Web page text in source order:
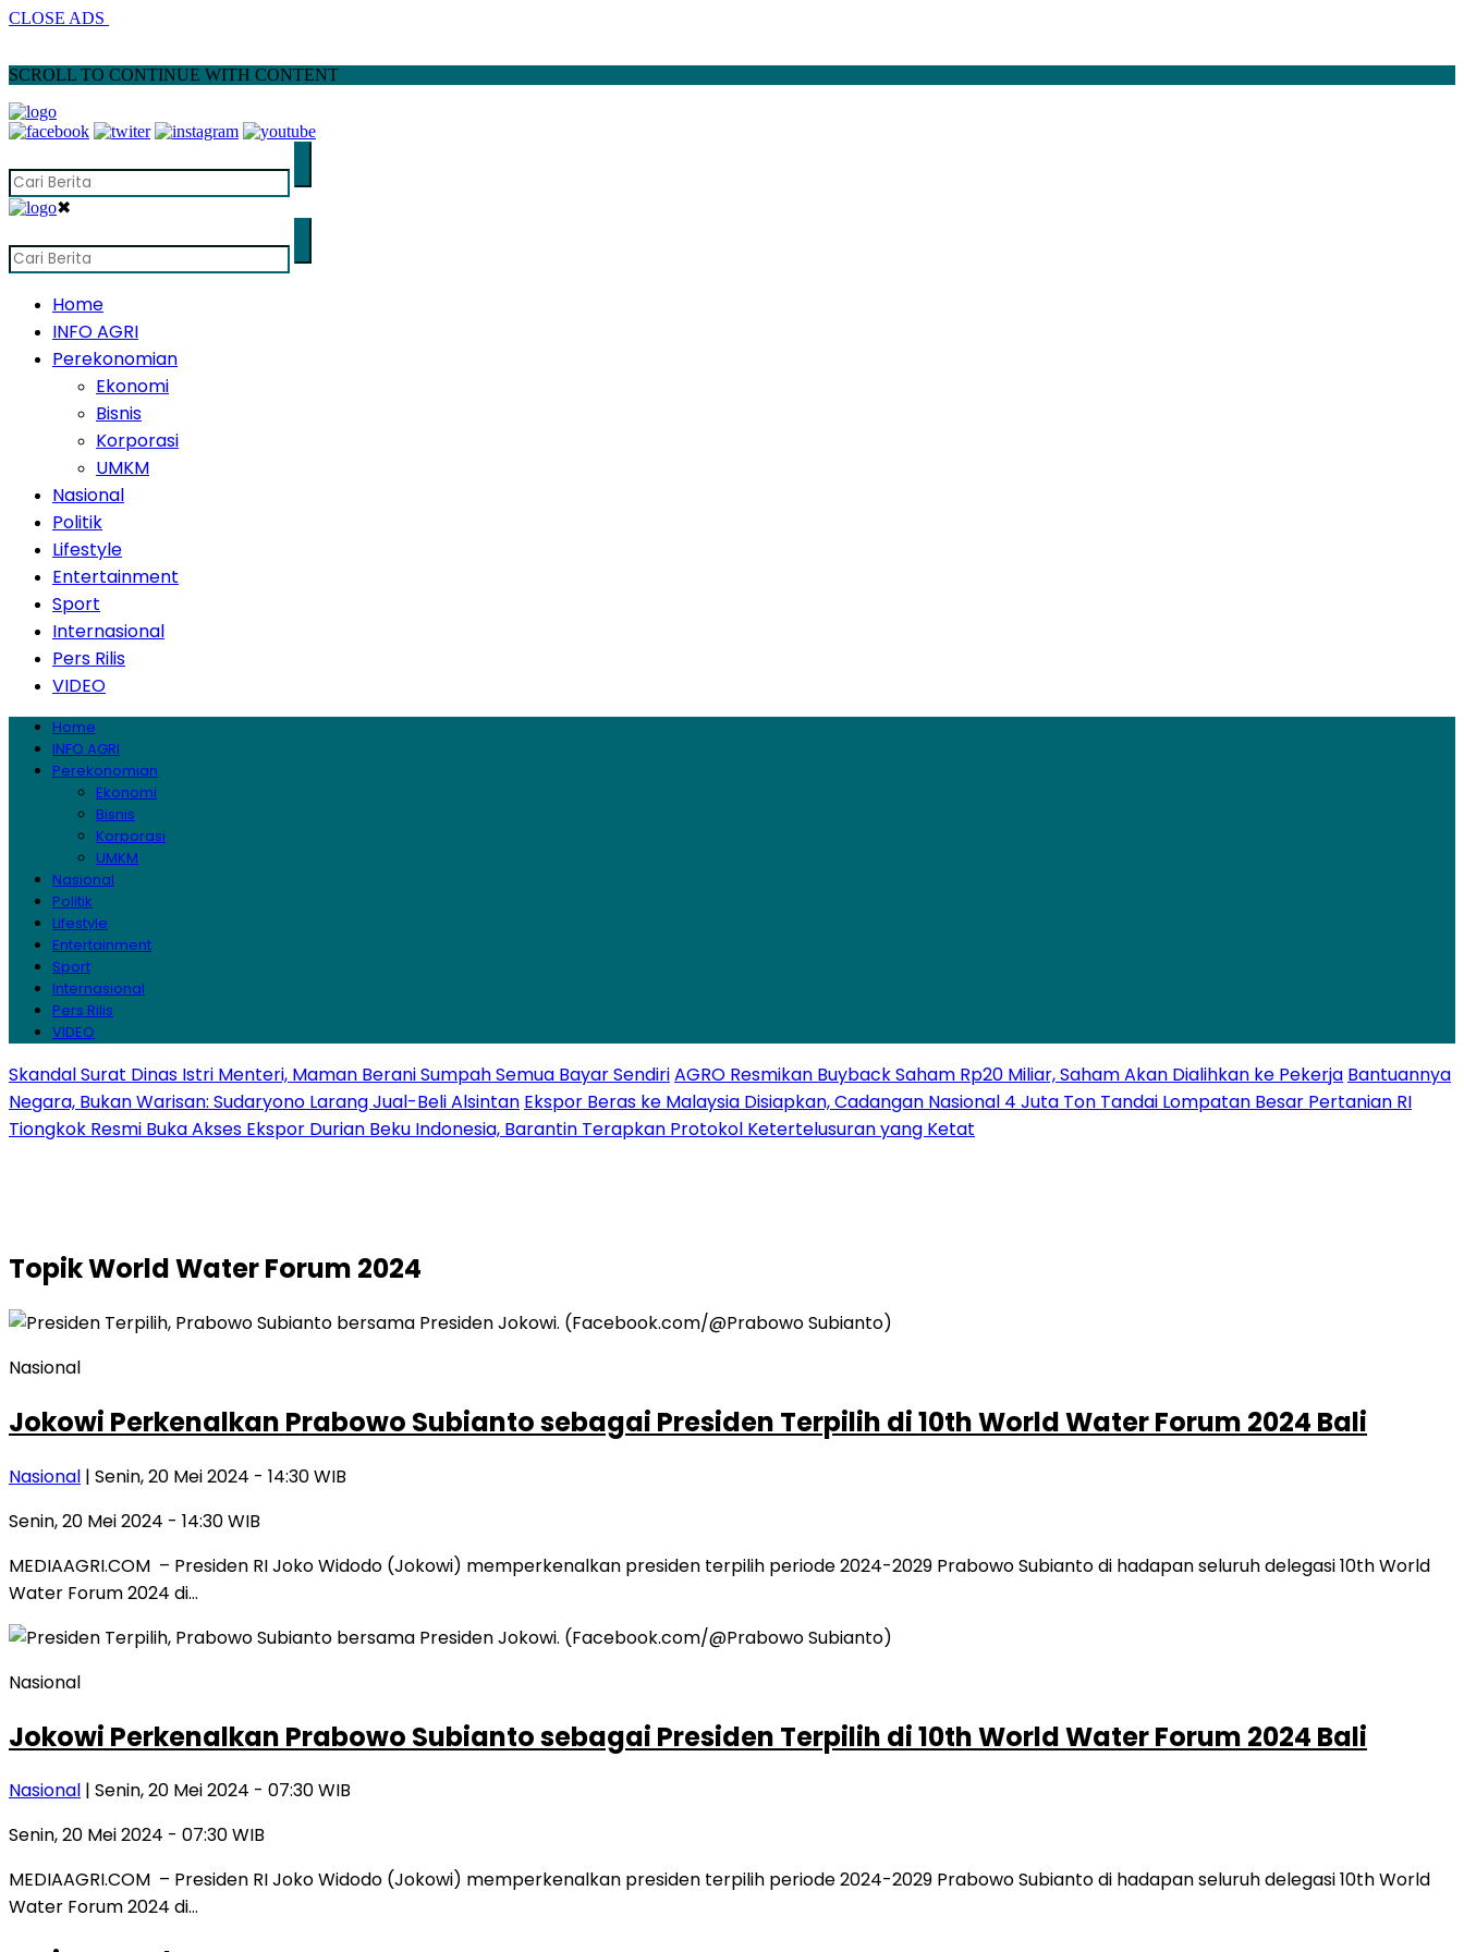
CLOSE ADS
SCROLL TO CONTINUE WITH CONTENT
✖
Home
INFO AGRI
Perekonomian
Ekonomi
Bisnis
Korporasi
UMKM
Nasional
Politik
Lifestyle
Entertainment
Sport
Internasional
Pers Rilis
VIDEO
Home
INFO AGRI
Perekonomian
Ekonomi
Bisnis
Korporasi
UMKM
Nasional
Politik
Lifestyle
Entertainment
Sport
Internasional
Pers Rilis
VIDEO
Skandal Surat Dinas Istri Menteri, Maman Berani Sumpah Semua Bayar SendiriAGRO Resmikan Buyback Saham Rp20 Miliar, Saham Akan Dialihkan ke Pekerja Bantuannya
Negara, Bukan Warisan: Sudaryono Larang Jual-Beli Alsintan Ekspor Beras ke Malaysia Disiapkan, Cadangan Nasional 4 Juta Ton Tandai Lompatan Besar Pertanian RI
Tiongkok Resmi Buka Akses Ekspor Durian Beku Indonesia, Barantin Terapkan Protokol Ketertelusuran yang Ketat
TopikWorld Water Forum 2024
Nasional
Jokowi Perkenalkan Prabowo Subianto sebagai Presiden Terpilih di 10th World Water Forum 2024 Bali
Nasional | Senin, 20 Mei 2024 - 14:30 WIB
Senin, 20 Mei 2024 - 14:30 WIB
MEDIAAGRI.COM – Presiden RI Joko Widodo (Jokowi) memperkenalkan presiden terpilih periode 2024-2029 Prabowo Subianto di hadapan seluruh delegasi 10th World
Water Forum 2024 di…
Nasional
Jokowi Perkenalkan Prabowo Subianto sebagai Presiden Terpilih di 10th World Water Forum 2024 Bali
Nasional | Senin, 20 Mei 2024 - 07:30 WIB
Senin, 20 Mei 2024 - 07:30 WIB
MEDIAAGRI.COM – Presiden RI Joko Widodo (Jokowi) memperkenalkan presiden terpilih periode 2024-2029 Prabowo Subianto di hadapan seluruh delegasi 10th World
Water Forum 2024 di…